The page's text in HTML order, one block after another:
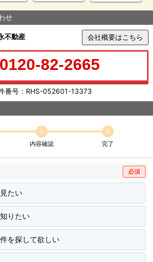
せ
不動産 会社概要はこちら
0120-82-2665
番号：RHS-052601-13373
2
内容確認
3
完了
必須
たい
りたい
を探して欲しい